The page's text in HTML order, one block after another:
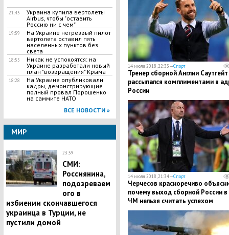
21:43
Украина купила вертолеты
Airbus, чтобы "оставить
Россию ни с чем"
19:59
На Украине нетрезвый пилот
вертолета оставил пять
населенных пунктов без
света
18:55
Никак не успокоятся: на
Украине разработали новый
план "возвращения" Крыма
18:28
На Украине опубликовали
кадры, демонстрирующие
полный провал Порошенко
на саммите НАТО
ВСЕ НОВОСТИ »
МИР
23:39
СМИ:
Россиянина,
подозреваем
ого в
избиении скончавшегося
украинца в Турции, не
пустили домой
14 июля 2018, 22:33 —Спорт
Тренер сборной Англии Саутгейт
рассыпался комплиментами в
России
14 июля 2018, 21:34 —Спорт
Черчесов красноречиво
почему выход сборной России в
ЧМ нельзя считать успехом